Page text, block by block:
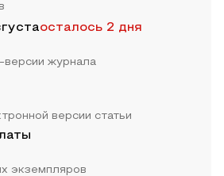
осталось 2 дня
журнала
версии статьи
экземпляров